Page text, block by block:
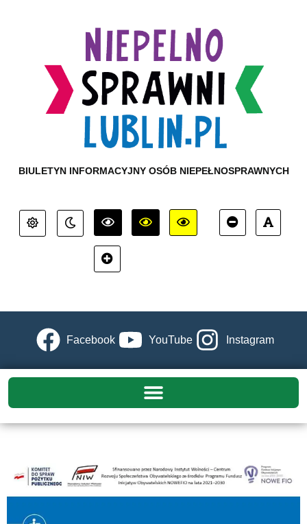
BIULETYN INFORMACYJNY OSÓB NIEPEŁNOSPRAWNYCH
Facebook YouTube Instagram